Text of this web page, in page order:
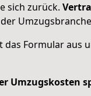
sich zurück.
das Formular aus
Umzugskosten